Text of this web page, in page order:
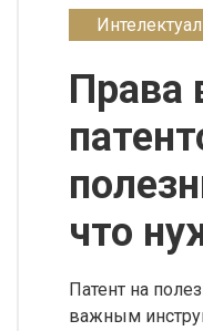
Права
что
Патент на
важным